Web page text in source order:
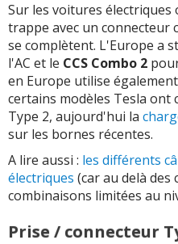
Sur les voitures
trappe avec un connecteur
se complètent. L'Europe a
l'AC et le CCS Combo 2
en Europe utilise
certains modèles Tesla ont
Type 2, aujourd'hui la
sur les bornes récentes.
A lire aussi : les différents
électriques (car au delà des
combinaisons limitées au
Prise / connecteur